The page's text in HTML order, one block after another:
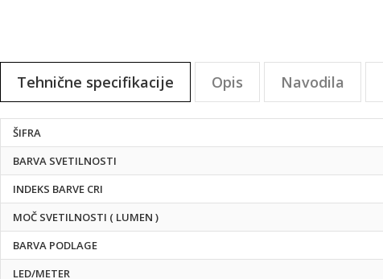
Tehnične specifikacije
Tehnične
specifikacije
ŠIFRA
BARVA SVETILNOSTI
INDEKS BARVE CRI
MOČ SVETILNOSTI ( LUMEN )
BARVA PODLAGE
LED/METER
Opis Navodila